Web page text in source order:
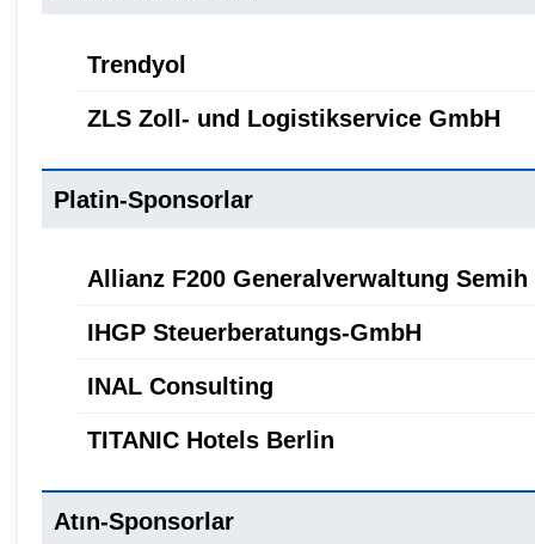
Trendyol
ZLS Zoll- und Logistikservice GmbH
Platin-Sponsorlar
Allianz F200 Generalverwaltung Semih
IHGP Steuerberatungs-GmbH
INAL Consulting
TITANIC Hotels Berlin
Atın-Sponsorlar